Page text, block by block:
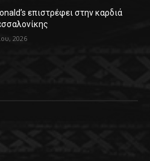
επιστρέφει στην καρδιά
2026